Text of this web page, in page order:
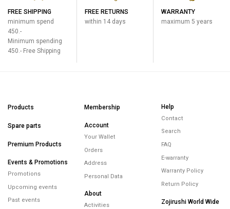
FREE SHIPPING
minimum spend
450.-
Minimum spending
450.- Free Shipping
FREE RETURNS
within 14 days
WARRANTY
maximum 5 years
Products
Spare parts
Premium Products
Events & Promotions
Promotions
Upcoming events
Past events
Membership
Account
Your Wallet
Orders
Address
Personal Data
About
Activities
Help
Contact
Search
FAQ
E-warranty
Warranty Policy
Return Policy
Zojirushi World Wide